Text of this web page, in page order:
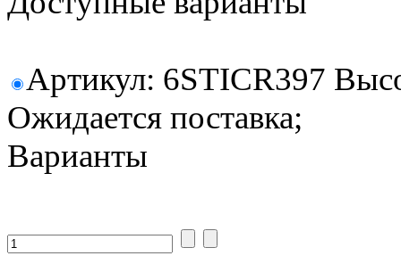
Артикул: 6STICR397
Ожидается поставка;
Варианты